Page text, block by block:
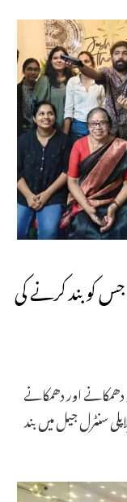
کوبند کرنے کی
کو دھمکانے اور دھمکانے
سنٹرل جیل میں بند